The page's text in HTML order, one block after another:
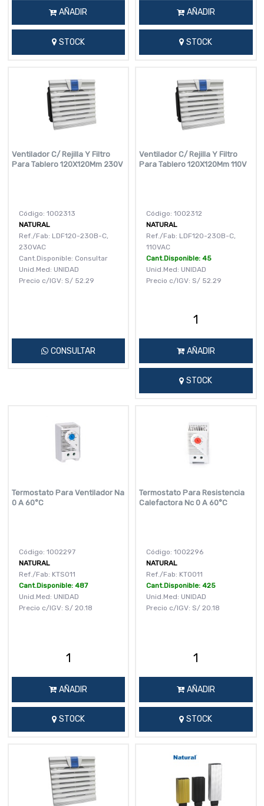
AÑADIR
STOCK
AÑADIR
STOCK
Ventilador C/ Rejilla Y Filtro
Para Tablero 120X120Mm 230V
Código: 1002313
NATURAL
Ref./Fab: LDF120-230B-C,
230VAC
Cant.Disponible: Consultar
Unid.Med: UNIDAD
Precio c/IGV: S/ 52.29
CONSULTAR
Ventilador C/ Rejilla Y Filtro
Para Tablero 120X120Mm 110V
Código: 1002312
NATURAL
Ref./Fab: LDF120-230B-C,
110VAC
Cant.Disponible: 45
Unid.Med: UNIDAD
Precio c/IGV: S/ 52.29
AÑADIR
STOCK
Termostato Para Ventilador Na
0 A 60°C
Código: 1002297
NATURAL
Ref./Fab: KTS011
Cant.Disponible: 487
Unid.Med: UNIDAD
Precio c/IGV: S/ 20.18
AÑADIR
STOCK
Termostato Para Resistencia
Calefactora Nc 0 A 60°C
Código: 1002296
NATURAL
Ref./Fab: KTO011
Cant.Disponible: 425
Unid.Med: UNIDAD
Precio c/IGV: S/ 20.18
AÑADIR
STOCK